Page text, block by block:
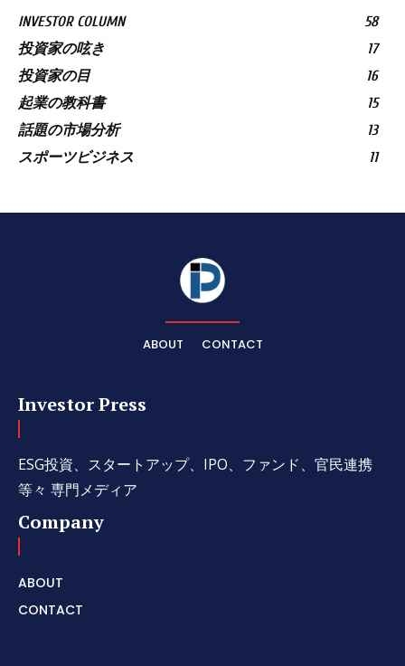
INVESTOR COLUMN
58
投資家の呟き
17
投資家の目
16
起業の教科書
15
話題の市場分析
13
スポーツビジネス
11
ABOUT CONTACT
Investor Press
ESG投資、スタートアップ、IPO、ファンド、官民連携
等々 専門メディア
Company
ABOUT
CONTACT